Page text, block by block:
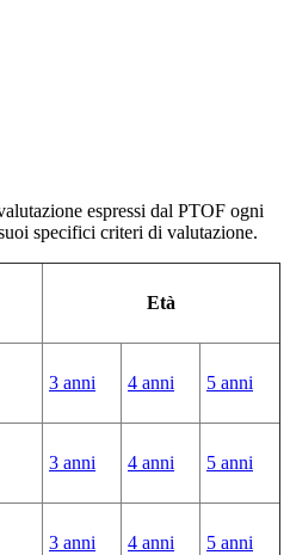
espressi dal PTOF ogni
specifici criteri di valutazione.
Età
3 anni 4 anni 5 anni
3 anni 4 anni 5 anni
3 anni 4 anni 5 anni